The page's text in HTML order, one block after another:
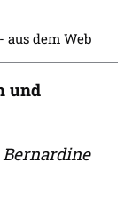
aus dem Web
und
Bernardine